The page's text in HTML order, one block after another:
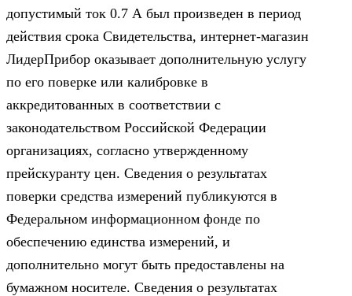
допустимый ток 0.7 А был произведен в период
действия срока Свидетельства, интернет-магазин
ЛидерПрибор оказывает дополнительную услугу
по его поверке или калибровке в
аккредитованных в соответствии с
законодательством Российской Федерации
организациях, согласно утвержденному
прейскуранту цен. Сведения о результатах
поверки средства измерений публикуются в
Федеральном информационном фонде по
обеспечению единства измерений, и
дополнительно могут быть предоставлены на
бумажном носителе. Сведения о результатах